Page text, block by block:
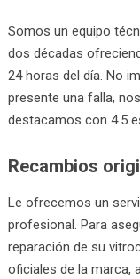
Somos un equipo
dos décadas
24 horas del día. No
presente una falla,
destacamos con 4.5
Recambios
Le ofrecemos un
profesional. Para
reparación de su
oficiales de la marca,